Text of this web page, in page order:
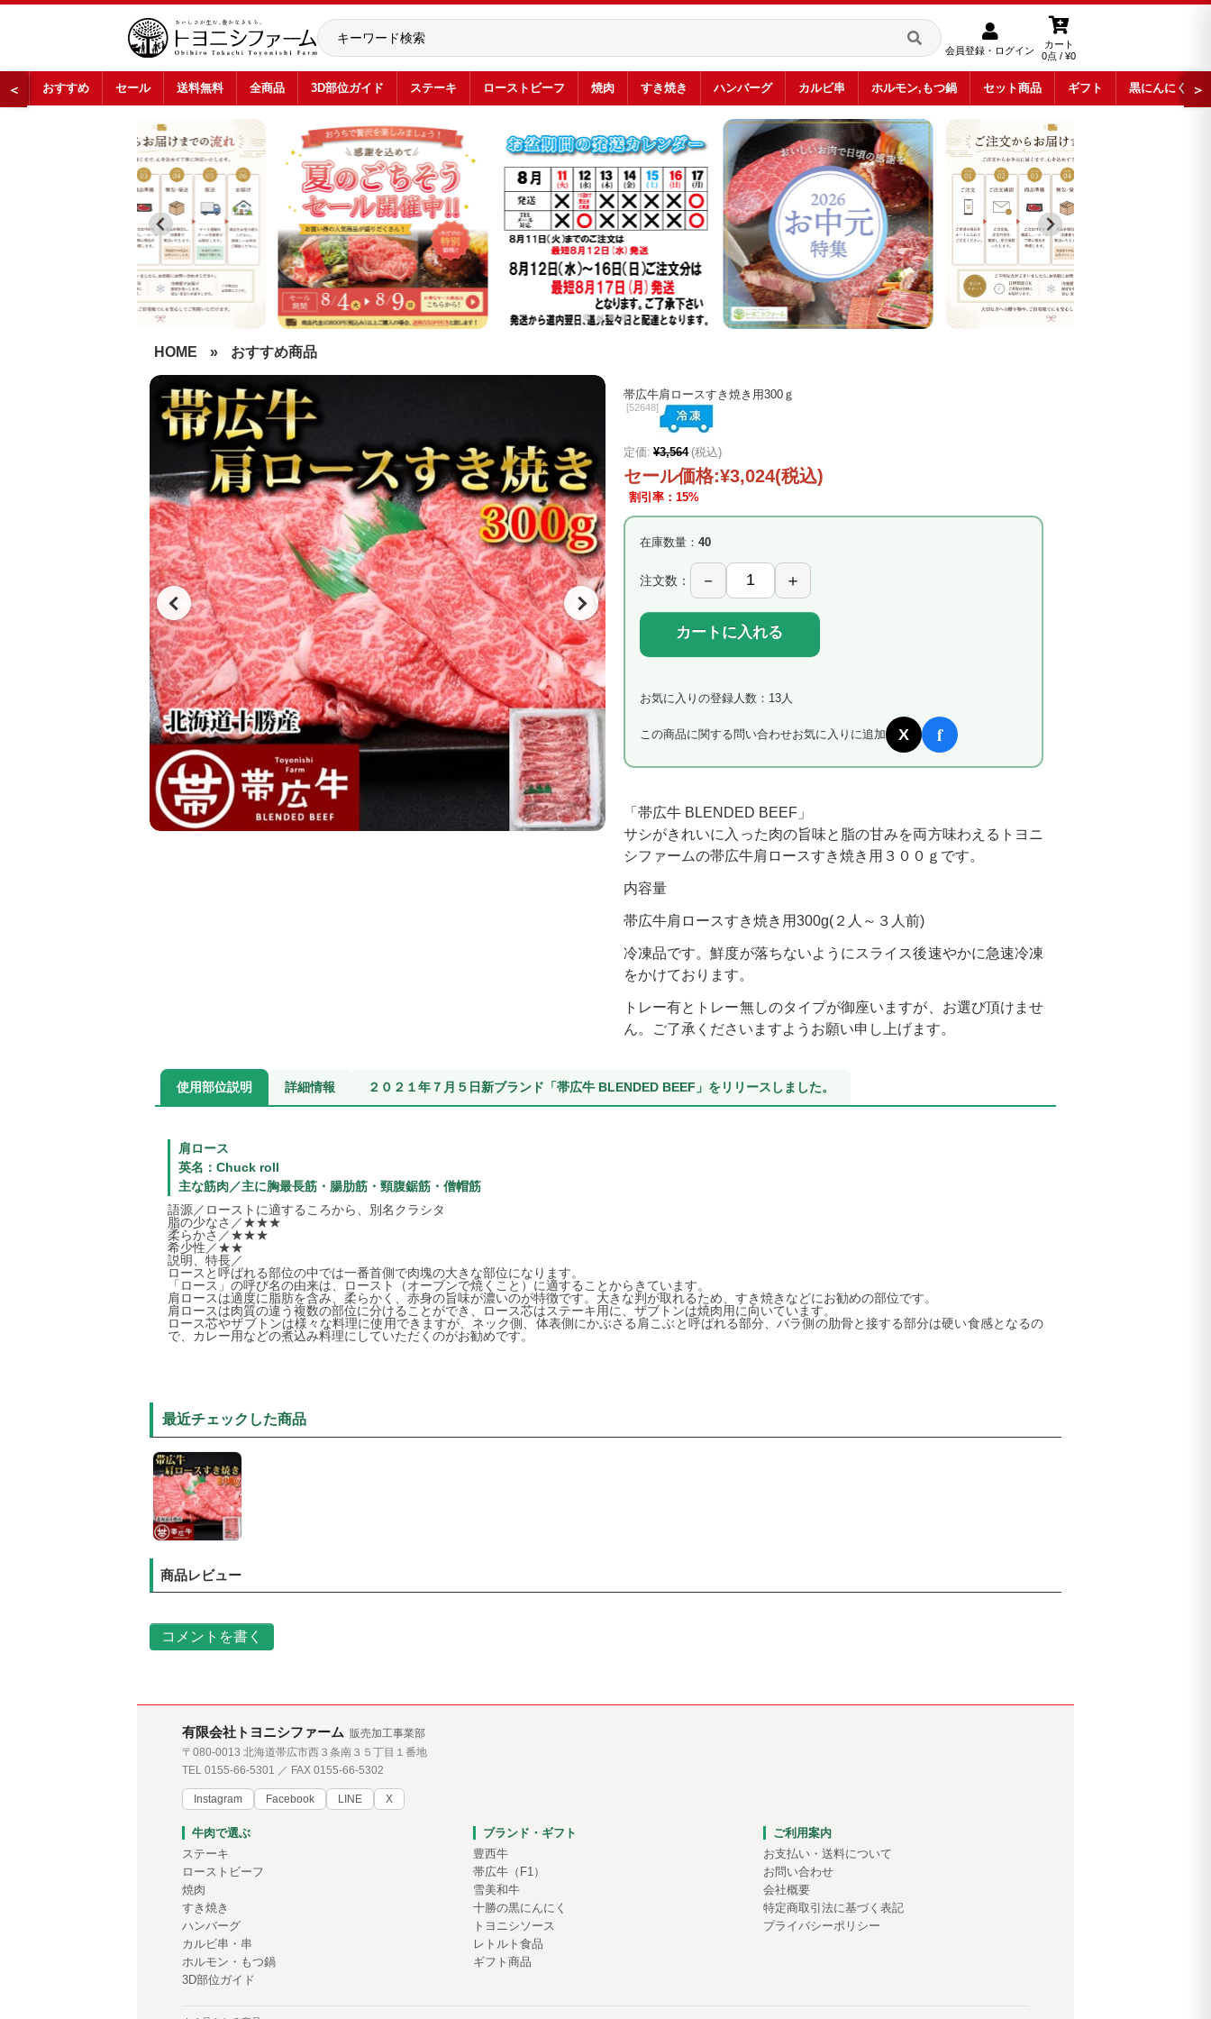
会員登録・ログイン
カート
0点 / ¥0
＜ おすすめ セール 送料無料 全商品 3D部位ガイド ステーキ ローストビーフ 焼肉 すき焼き ハンバーグ カルビ串 ホルモン,もつ鍋 セット商品 ギフト 黒にんにく ＞
HOME » おすすめ商品
帯広牛肩ロースすき焼き用300ｇ
[52648]
定価: ¥3,564 (税込)
セール価格:¥3,024(税込)
割引率：15%
在庫数量： 40
注文数：
カートに入れる
お気に入りの登録人数：13人
この商品に関する問い合わせお気に入りに追加 X f
「帯広牛 BLENDED BEEF」
サシがきれいに入った肉の旨味と脂の甘みを両方味わえるトヨニ
シファームの帯広牛肩ロースすき焼き用３００ｇです。
内容量
帯広牛肩ロースすき焼き用300g(２人～３人前)
冷凍品です。鮮度が落ちないようにスライス後速やかに急速冷凍
をかけております。
トレー有とトレー無しのタイプが御座いますが、お選び頂けませ
ん。ご了承くださいますようお願い申し上げます。
使用部位説明 詳細情報 ２０２１年７月５日新ブランド「帯広牛 BLENDED BEEF」をリリースしました。
肩ロース
英名：Chuck roll
主な筋肉／主に胸最長筋・腸肋筋・頸腹鋸筋・僧帽筋
語源／ローストに適するころから、別名クラシタ
脂の少なさ／★★★
柔らかさ／★★★
希少性／★★
説明、特長／
ロースと呼ばれる部位の中では一番首側で肉塊の大きな部位になります。
「ロース」の呼び名の由来は、ロースト（オーブンで焼くこと）に適することからきています。
肩ロースは適度に脂肪を含み、柔らかく、赤身の旨味が濃いのが特徴です。大きな判が取れるため、すき焼きなどにお勧めの部位です。
肩ロースは肉質の違う複数の部位に分けることができ、ロース芯はステーキ用に、ザブトンは焼肉用に向いています。
ロース芯やザブトンは様々な料理に使用できますが、ネック側、体表側にかぶさる肩こぶと呼ばれる部分、バラ側の肋骨と接する部分は硬い食感となるの
で、カレー用などの煮込み料理にしていただくのがお勧めです。
最近チェックした商品
商品レビュー
コメントを書く
有限会社トヨニシファーム 販売加工事業部
〒080-0013 北海道帯広市西３条南３５丁目１番地
TEL 0155-66-5301 ／ FAX 0155-66-5302
Instagram Facebook LINE X
牛肉で選ぶ
ステーキ
ローストビーフ
焼肉
すき焼き
ハンバーグ
カルビ串・串
ホルモン・もつ鍋
3D部位ガイド
ブランド・ギフト
豊西牛
帯広牛（F1）
雪美和牛
十勝の黒にんにく
トヨニシソース
レトルト食品
ギフト商品
ご利用案内
お支払い・送料について
お問い合わせ
会社概要
特定商取引法に基づく表記
プライバシーポリシー